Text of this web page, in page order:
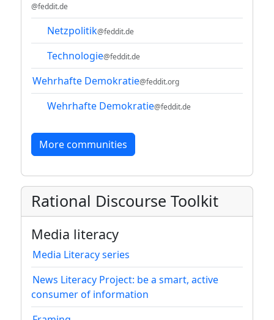
@feddit.de
Netzpolitik@feddit.de
Technologie@feddit.de
Wehrhafte Demokratie@feddit.org
Wehrhafte Demokratie@feddit.de
More communities
Rational Discourse Toolkit
Media literacy
Media Literacy series
News Literacy Project: be a smart, active
consumer of information